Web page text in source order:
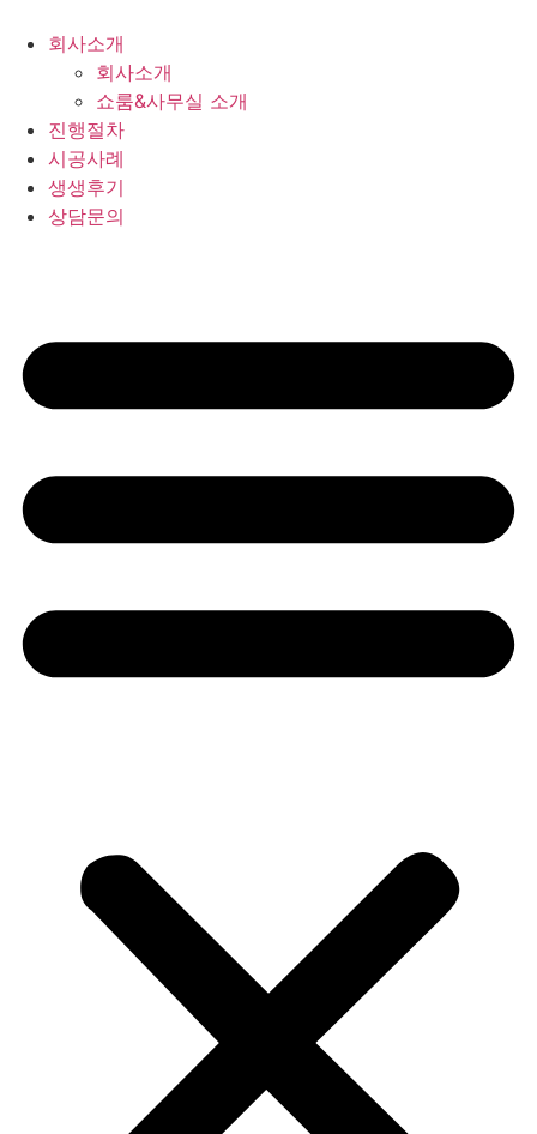
회사소개
회사소개
쇼룸&사무실 소개
진행절차
시공사례
생생후기
상담문의